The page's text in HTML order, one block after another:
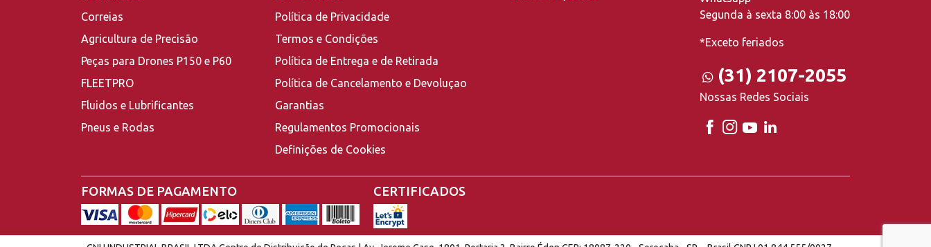
Correias
Agricultura de Precisão
Peças para Drones P150 e P60
FLEETPRO
Fluidos e Lubrificantes
Pneus e Rodas
Política de Privacidade
Termos e Condições
Política de Entrega e de Retirada
Política de Cancelamento e Devoluçao
Garantias
Regulamentos Promocionais
Definições de Cookies
Segunda à sexta 8:00 às 18:00
*Exceto feriados
(31) 2107-2055
Nossas Redes Sociais
FORMAS DE PAGAMENTO CERTIFICADOS